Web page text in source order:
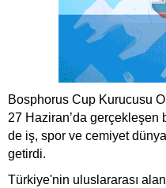
Bosphorus Cup Kurucusu
27 Haziran’da
de iş, spor ve cemiyet
getirdi.
Türkiye'nin uluslararası